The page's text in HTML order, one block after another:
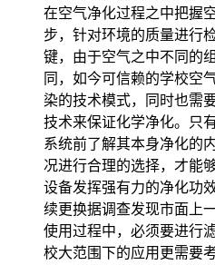
在空气净化过程之中把握
步，针对环境的质量进行
键，由于空气之中不同的
同，如今可信赖的学校空
染的技术模式，同时也需
技术来保证化学净化。只
系统前了解其本身净化的
况进行合理的选择，才能
设备发挥强有力的净化功
续更换据调查发现市面上
使用过程中，必须要进行
校大范围下的应用更需要